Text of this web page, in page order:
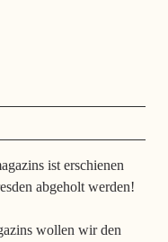
ist erschienen
abgeholt werden!
wollen wir den